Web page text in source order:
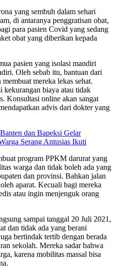
yang sembuh dalam sehari
di antaranya penggratisan obat,
para pasien Covid yang sedang
obat yang diberikan kepada
pasien yang isolasi mandiri
Oleh sebab itu, bantuan dari
mereka lekas sehat.
kekurangan biaya atau tidak
Konsultasi online akan sangat
advis dari dokter yang
dan Bapeksi Gelar
Serang Antusias Ikuti
program PPKM darurat yang
warga dan tidak boleh ada yang
dan provinsi. Bahkan jalan
aparat. Kecuali bagi mereka
atau ingin menjenguk orang
sampai tanggal 20 Juli 2021,
dan tidak ada yang berani
bertindak tertib dengan berada
sekolah. Mereka sadar bahwa
karena mobilitas massal bisa